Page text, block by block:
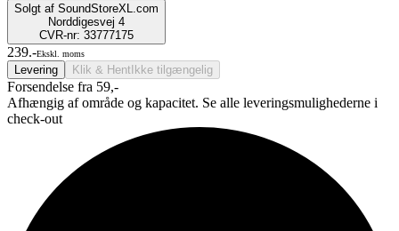
Solgt af SoundStoreXL.com
Norddigesvej 4
CVR-nr: 33777175
239.-Ekskl. moms
Levering Klik & Hent Ikke tilgængelig
Forsendelse fra 59,-
Afhængig af område og kapacitet. Se alle leveringsmulighederne i
check-out